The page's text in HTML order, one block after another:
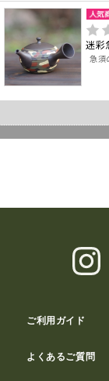
迷彩
急須
ご利用ガイド
よくあるご質問